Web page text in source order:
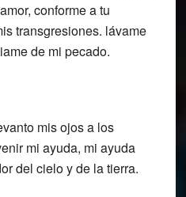
conforme a tu
transgresiones. lávame
de mi pecado.
mis ojos a los
mi ayuda, mi ayuda
del cielo y de la tierra.